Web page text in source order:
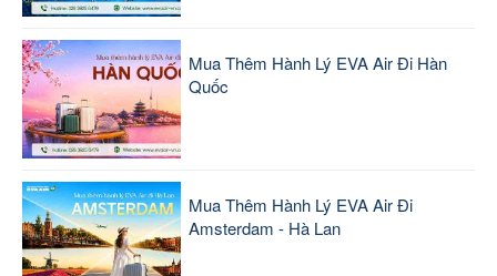
Mua Thêm Hành Lý EVA Air Đi Hàn
Quốc
Mua Thêm Hành Lý EVA Air Đi
Amsterdam - Hà Lan